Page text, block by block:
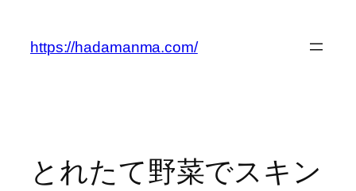
https://hadamanma.com/
とれたて野菜でスキン